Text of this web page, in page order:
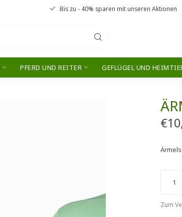
Bis zu - 40% sparen mit unseren Aktionen
PFERD UND REITER GEFLÜGEL UND
Zum